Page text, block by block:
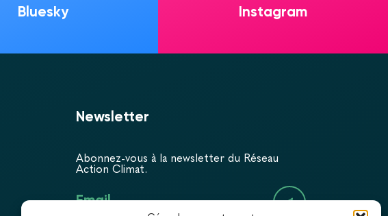
Bluesky Instagram
Newsletter
Abonnez-vous à la newsletter du Réseau
Action Climat.
Email